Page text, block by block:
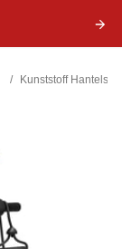
/ Kunststoff